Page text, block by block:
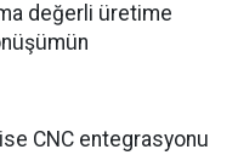
değerli üretime
CNC entegrasyonu